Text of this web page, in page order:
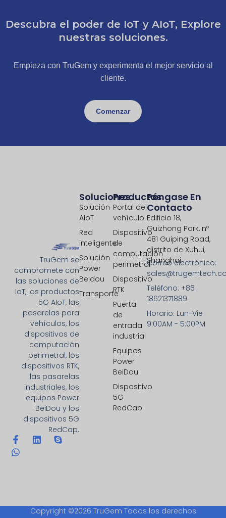
Descubra el poder de IoT y AIoT, Explore
nuestras soluciones.
Empieza con TruGem y experimenta el mejor servicio al
cliente.
Comenzar
TruGem se
compromete con
las soluciones de
IoT, los productos
5G AIoT, las
pasarelas para
vehículos, los
dispositivos de
computación
perimetral, los
dispositivos RTK,
las pasarelas
industriales, los
equipos Power
BeiDou y los
dispositivos 5G
RedCap.
Productos
Portal del
vehículo
Dispositivo
de
computación
perimetral
Dispositivo
RTK
Puerta
de
entrada
industrial
Equipos
Power
BeiDou
Dispositivo
5G
RedCap
Soluciones
Solución
AIoT
Red
inteligente
Solución
Power
Beidou
Transporte
Póngase En
Contacto
Edificio 18,
Guizhong Park, nº
481 Guiping Road,
distrito de Xuhui,
Shanghai
Correo electrónico:
Teléfono: +86
18621371889
Horario: Lun-Vie
9:00AM - 5:00PM
Copyright ©2026 TruGem Todos los derechos